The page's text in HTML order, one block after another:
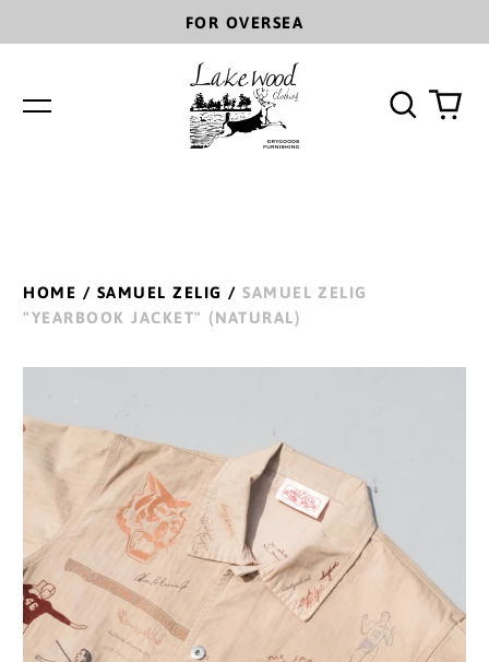
FOR OVERSEA
Menu
Search
0
HOME / SAMUEL ZELIG / SAMUEL ZELIG
"YEARBOOK JACKET" (NATURAL)